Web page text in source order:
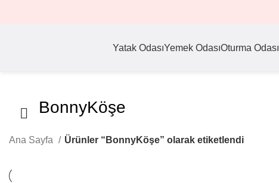
Yatak OdasıYemek OdasıOturma Odası
BonnyKöşe
Ana Sayfa Ürünler “BonnyKöşe” olarak etiketlendi